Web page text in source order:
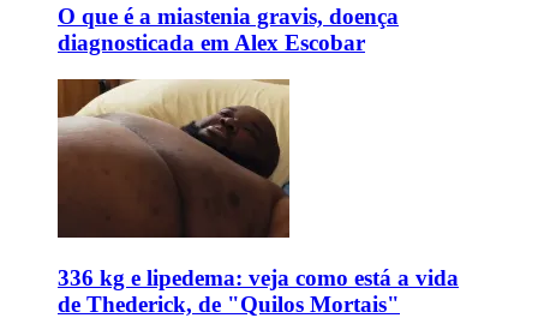
O que é a miastenia gravis, doença
diagnosticada em Alex Escobar
336 kg e lipedema: veja como está a vida
de Thederick, de "Quilos Mortais"